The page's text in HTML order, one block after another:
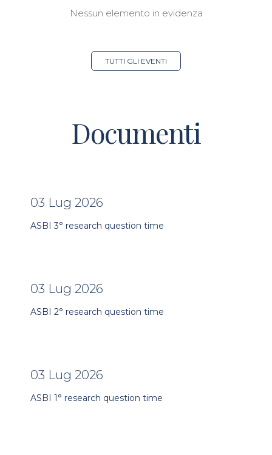
Nessun elemento in evidenza
TUTTI GLI EVENTI
Documenti
03 Lug 2026
ASBI 3° research question time
03 Lug 2026
ASBI 2° research question time
03 Lug 2026
ASBI 1° research question time